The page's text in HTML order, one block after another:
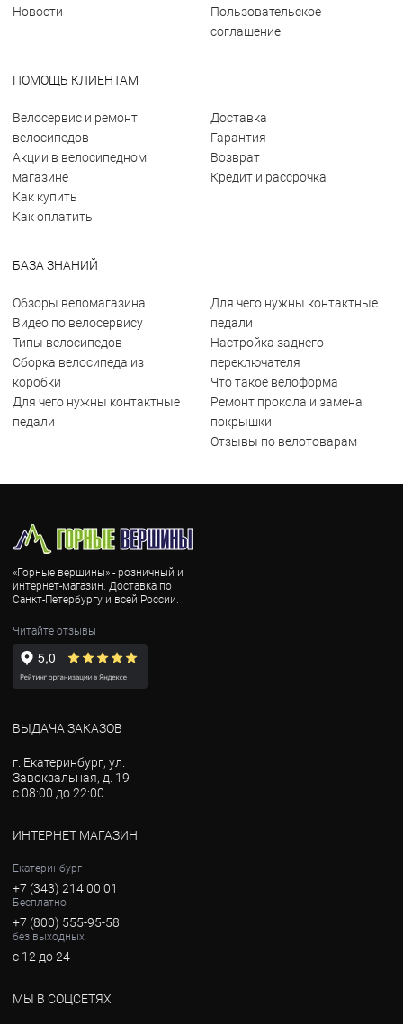
Новости
Пользовательское
соглашение
ПОМОЩЬ КЛИЕНТАМ
Велосервис и ремонт
велосипедов
Акции в велосипедном
магазине
Как купить
Как оплатить
Доставка
Гарантия
Возврат
Кредит и рассрочка
БАЗА ЗНАНИЙ
Обзоры веломагазина
Видео по велосервису
Типы велосипедов
Сборка велосипеда из
коробки
Для чего нужны контактные
педали
Для чего нужны контактные
педали
Настройка заднего
переключателя
Что такое велоформа
Ремонт прокола и замена
покрышки
Отзывы по велотоварам
«Горные вершины» - розничный и
интернет-магазин. Доставка по
Санкт-Петербургу и всей России.
Читайте отзывы
ВЫДАЧА ЗАКАЗОВ
г. Екатеринбург, ул.
Завокзальная, д. 19
с 08:00 до 22:00
ИНТЕРНЕТ МАГАЗИН
Екатеринбург
+7 (343) 214 00 01
Бесплатно
+7 (800) 555-95-58
без выходных
с 12 до 24
МЫ В СОЦСЕТЯХ